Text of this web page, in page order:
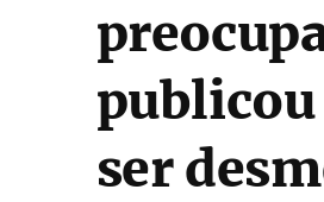
publicou
ser